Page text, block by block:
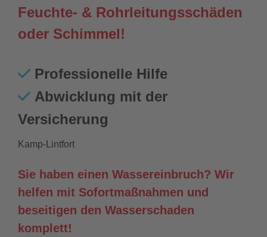
Feuchte- & Rohrleitungsschäden
oder Schimmel!
Professionelle Hilfe
Abwicklung mit der
Versicherung
Kamp-Lintfort
Sie haben einen Wassereinbruch? Wir
helfen mit Sofortmaßnahmen und
beseitigen den Wasserschaden
komplett!